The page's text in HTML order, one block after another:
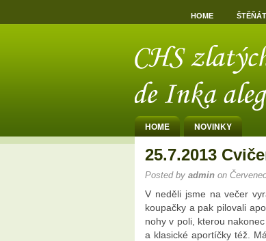
HOME
HOME NOVINKY
25.7.2013
Posted by admin on
V neděli jsme na večer
koupačky a pak pilovali
nohy v poli, kterou
a klasické aportíčky též.